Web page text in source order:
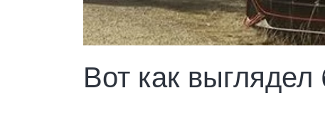
Вот как